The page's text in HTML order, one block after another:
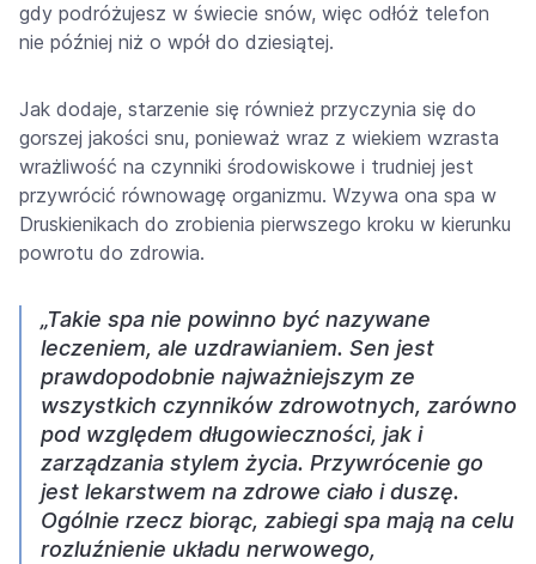
gdy podróżujesz w świecie snów, więc odłóż telefon
nie później niż o wpół do dziesiątej.
Jak dodaje, starzenie się również przyczynia się do
gorszej jakości snu, ponieważ wraz z wiekiem wzrasta
wrażliwość na czynniki środowiskowe i trudniej jest
przywrócić równowagę organizmu. Wzywa ona spa w
Druskienikach do zrobienia pierwszego kroku w kierunku
powrotu do zdrowia.
„Takie spa nie powinno być nazywane
leczeniem, ale uzdrawianiem. Sen jest
prawdopodobnie najważniejszym ze
wszystkich czynników zdrowotnych, zarówno
pod względem długowieczności, jak i
zarządzania stylem życia. Przywrócenie go
jest lekarstwem na zdrowe ciało i duszę.
Ogólnie rzecz biorąc, zabiegi spa mają na celu
rozluźnienie układu nerwowego,